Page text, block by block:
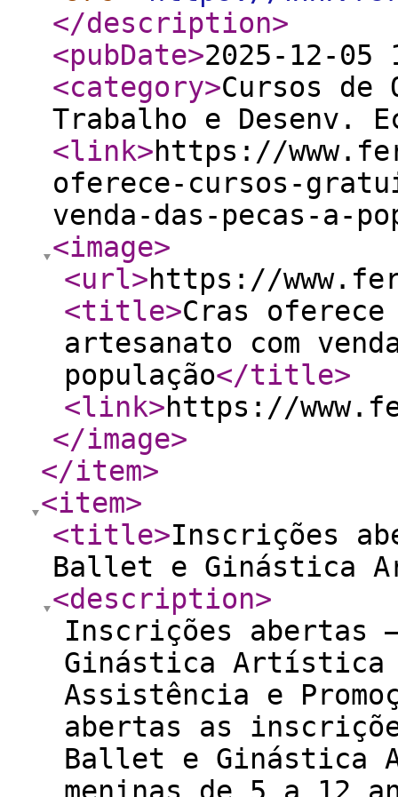
</description>
<pubDate>2025-12-05
<category>Cursos
Trabalho e Desenv.
<link>https://
oferece-cursos-
venda-das-pecas-a-
<image>
<url>https://
<title>Cras
artesanato com
população</title>
<link>https://
</image>
</item>
<item>
<title>Inscrições
Ballet e Ginástica
<description>
Inscrições abertas
Ginástica Artística
Assistência e
abertas as
Ballet e Ginástica